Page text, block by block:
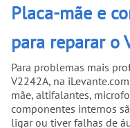
Placa-mãe e
para reparar o
Para problemas mais
V2242A, na
mãe, altifalantes,
componentes internos
ligar ou tiver falhas de